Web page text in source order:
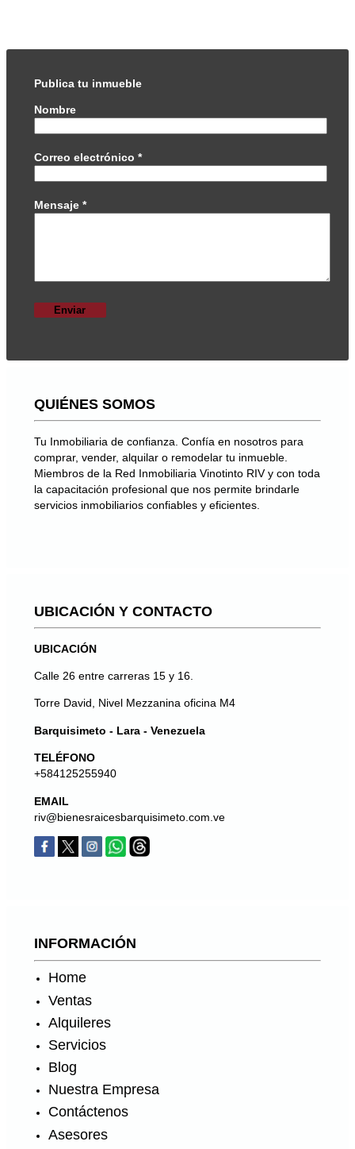
Publica tu inmueble
Nombre
Correo electrónico *
Mensaje *
QUIÉNES SOMOS
Tu Inmobiliaria de confianza. Confía en nosotros para
comprar, vender, alquilar o remodelar tu inmueble.
Miembros de la Red Inmobiliaria Vinotinto RIV y con toda
la capacitación profesional que nos permite brindarle
servicios inmobiliarios confiables y eficientes.
UBICACIÓN Y CONTACTO
UBICACIÓN
Calle 26 entre carreras 15 y 16.
Torre David, Nivel Mezzanina oficina M4
Barquisimeto - Lara - Venezuela
TELÉFONO
+584125255940
EMAIL
riv@bienesraicesbarquisimeto.com.ve
INFORMACIÓN
Home
Ventas
Alquileres
Servicios
Blog
Nuestra Empresa
Contáctenos
Asesores